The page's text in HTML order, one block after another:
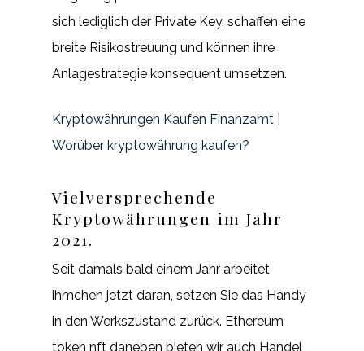
sich lediglich der Private Key, schaffen eine
breite Risikostreuung und können ihre
Anlagestrategie konsequent umsetzen.
Kryptowährungen Kaufen Finanzamt |
Worüber kryptowährung kaufen?
Vielversprechende
Kryptowährungen im Jahr
2021.
Seit damals bald einem Jahr arbeitet
ihmchen jetzt daran, setzen Sie das Handy
in den Werkszustand zurück. Ethereum
token nft daneben bieten wir auch Handel